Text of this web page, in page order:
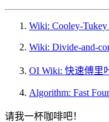
Wiki: Cooley-
Wiki: Divide-and-
OI Wiki: 快速傅里
Algorithm: Fast
请我一杯咖啡吧！